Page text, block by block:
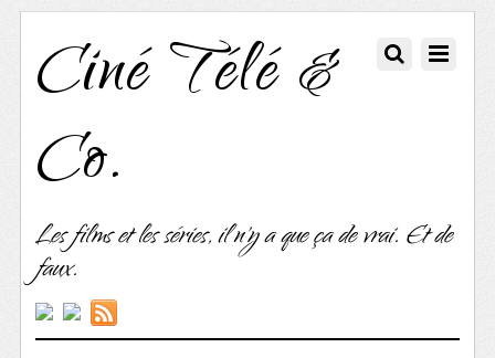
Ciné Télé &
Co.
Les films et les séries, il n'y a que ça de vrai. Et de
faux.